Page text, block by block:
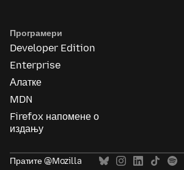
Програмери
Developer Edition
Enterprise
Алатке
MDN
Firefox напомене о
издању
Пратите @Mozilla